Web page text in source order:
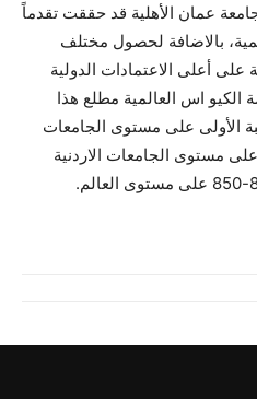
عمان الأهلية قد حققت تقدماً
بالاضافة لحصول مختلف
أعلى الاعتمادات الدولية
اس العالمية مطلع هذا
الأولى على مستوى الجامعات
على مستوى الجامعات الاردنية